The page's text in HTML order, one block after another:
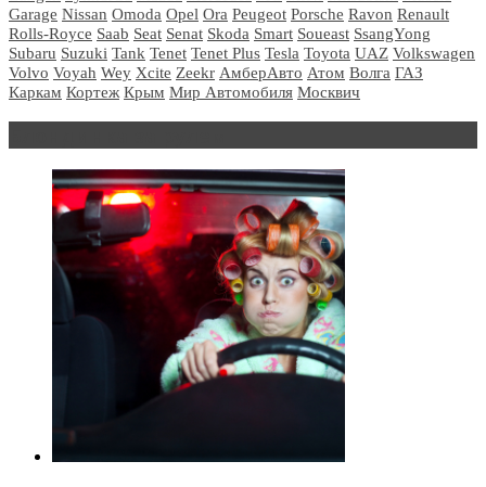
Garage Nissan Omoda Opel Ora Peugeot Porsche Ravon Renault
Rolls-Royce Saab Seat Senat Skoda Smart Soueast SsangYong
Subaru Suzuki Tank Tenet Tenet Plus Tesla Toyota UAZ Volkswagen
Volvo Voyah Wey Xcite Zeekr АмберАвто Атом Волга ГАЗ
Каркам Кортеж Крым Мир Автомобиля Москвич